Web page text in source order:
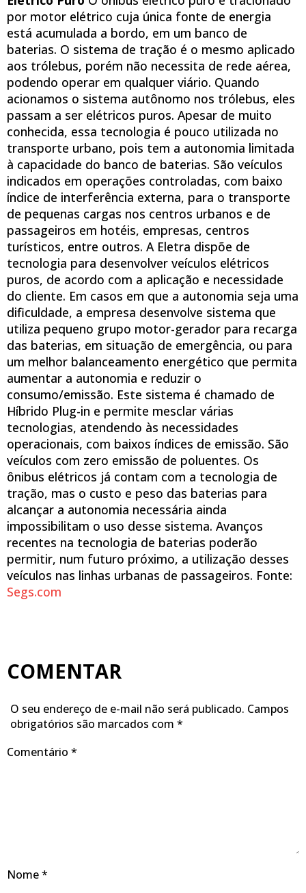
por motor elétrico cuja única fonte de energia
está acumulada a bordo, em um banco de
baterias. O sistema de tração é o mesmo aplicado
aos trólebus, porém não necessita de rede aérea,
podendo operar em qualquer viário. Quando
acionamos o sistema autônomo nos trólebus, eles
passam a ser elétricos puros. Apesar de muito
conhecida, essa tecnologia é pouco utilizada no
transporte urbano, pois tem a autonomia limitada
à capacidade do banco de baterias. São veículos
indicados em operações controladas, com baixo
índice de interferência externa, para o transporte
de pequenas cargas nos centros urbanos e de
passageiros em hotéis, empresas, centros
turísticos, entre outros. A Eletra dispõe de
tecnologia para desenvolver veículos elétricos
puros, de acordo com a aplicação e necessidade
do cliente. Em casos em que a autonomia seja uma
dificuldade, a empresa desenvolve sistema que
utiliza pequeno grupo motor-gerador para recarga
das baterias, em situação de emergência, ou para
um melhor balanceamento energético que permita
aumentar a autonomia e reduzir o
consumo/emissão. Este sistema é chamado de
Híbrido Plug-in e permite mesclar várias
tecnologias, atendendo às necessidades
operacionais, com baixos índices de emissão. São
veículos com zero emissão de poluentes. Os
ônibus elétricos já contam com a tecnologia de
tração, mas o custo e peso das baterias para
alcançar a autonomia necessária ainda
impossibilitam o uso desse sistema. Avanços
recentes na tecnologia de baterias poderão
permitir, num futuro próximo, a utilização desses
veículos nas linhas urbanas de passageiros. Fonte:
Segs.com
COMENTAR
O seu endereço de e-mail não será publicado. Campos
obrigatórios são marcados com *
Comentário *
Nome*